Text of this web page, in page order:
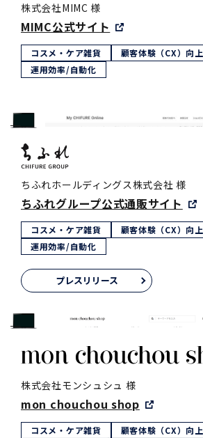
株式会社MIMC 様
MIMC公式サイト
コスメ・ケア雑貨
顧客体験（CX）向上
運用効率/自動化
ちふれホールディングス株式会社 様
ちふれグループ公式通販サイト
コスメ・ケア雑貨
顧客体験（CX）向上
運用効率/自動化
プレスリリース
株式会社モンシュシュ 様
mon chouchou shop
コスメ・ケア雑貨
顧客体験（CX）向上